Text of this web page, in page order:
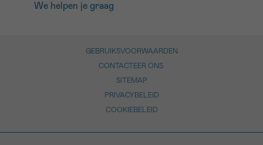
We helpen je graag
GEBRUIKSVOORWAARDEN
CONTACTEER ONS
SITEMAP
PRIVACYBELEID
COOKIEBELEID